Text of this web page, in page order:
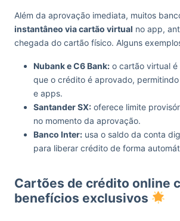
Além da aprovação imediata, muitos
instantâneo via cartão virtual no app,
chegada do cartão físico. Alguns
Nubank e C6 Bank: o cartão virtual é
que o crédito é aprovado,
e apps.
Santander SX: oferece limite
no momento da aprovação.
Banco Inter: usa o saldo da conta
para liberar crédito de forma
Cartões de crédito online
benefícios exclusivos